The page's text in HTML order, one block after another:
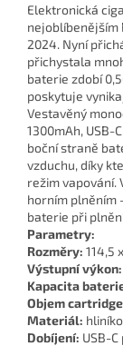
Elektronická
nejoblíbenějším
2024. Nyní
přichystala
baterie zdobí
poskytuje
Vestavěný
1300mAh, USB-
boční straně
vzduchu, díky
režim vapování.
horním plněním
baterie při
Parametry:
Rozměry: 114,5
Výstupní výkon:
Kapacita
Objem
Materiál:
Dobíjení: USB-